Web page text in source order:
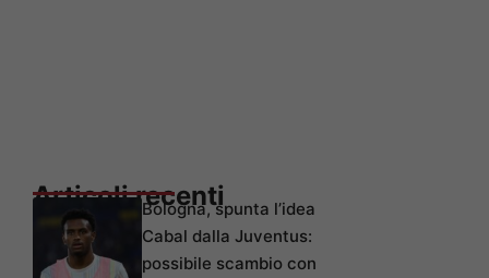
Articoli recentiBologna, spunta l’idea
Cabal dalla Juventus:
possibile scambio con